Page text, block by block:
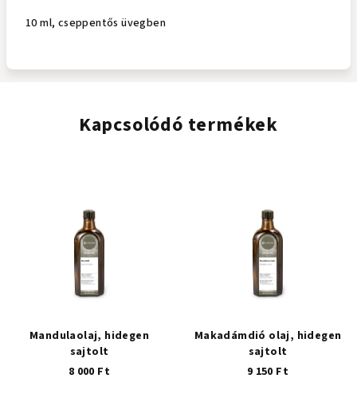
10 ml, cseppentős üvegben
Kapcsolódó termékek
Mandulaolaj, hidegen
sajtolt
8 000 Ft
Makadámdió olaj, hidegen
sajtolt
9 150 Ft